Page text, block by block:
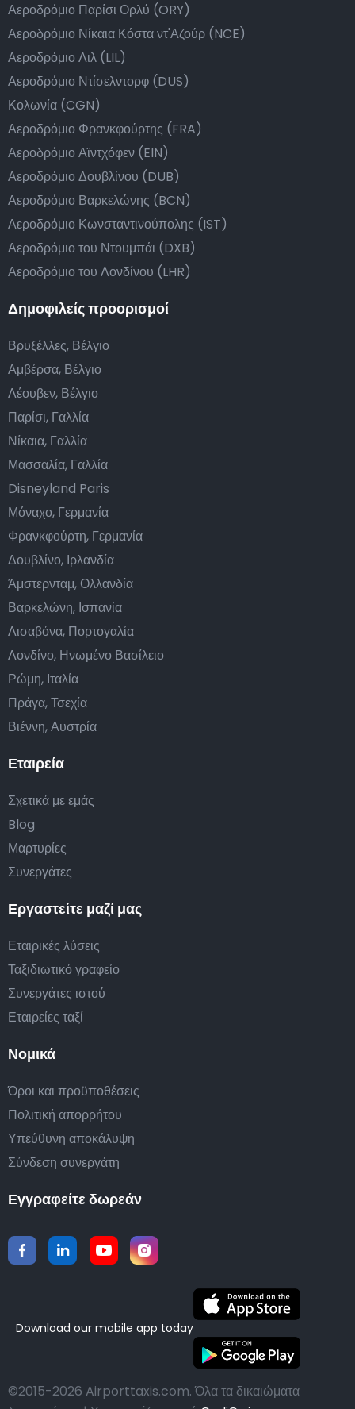
Εταιρεία
Σχετικά με εμάς
Blog
Μαρτυρίες
Συνεργάτες
Εργαστείτε μαζί μας
Εταιρικές λύσεις
Ταξιδιωτικό γραφείο
Συνεργάτες ιστού
Εταιρείες ταξί
Νομικά
Όροι και προϋποθέσεις
Πολιτική απορρήτου
Υπεύθυνη αποκάλυψη
Σύνδεση συνεργάτη
Αεροδρόμιο Παρίσι Ορλύ (ORY)
Αεροδρόμιο Νίκαια Κόστα ντ'Αζούρ (NCE)
Αεροδρόμιο Λιλ (LIL)
Αεροδρόμιο Ντίσελντορφ (DUS)
Κολωνία (CGN)
Αεροδρόμιο Φρανκφούρτης (FRA)
Αεροδρόμιο Αϊντχόφεν (EIN)
Αεροδρόμιο Δουβλίνου (DUB)
Αεροδρόμιο Βαρκελώνης (BCN)
Αεροδρόμιο Κωνσταντινούπολης (IST)
Αεροδρόμιο του Ντουμπάι (DXB)
Αεροδρόμιο του Λονδίνου (LHR)
Δημοφιλείς προορισμοί
Βρυξέλλες, Βέλγιο
Αμβέρσα, Βέλγιο
Λέουβεν, Βέλγιο
Παρίσι, Γαλλία
Νίκαια, Γαλλία
Μασσαλία, Γαλλία
Disneyland Paris
Μόναχο, Γερμανία
Φρανκφούρτη, Γερμανία
Δουβλίνο, Ιρλανδία
Άμστερνταμ, Ολλανδία
Βαρκελώνη, Ισπανία
Λισαβόνα, Πορτογαλία
Λονδίνο, Ηνωμένο Βασίλειο
Ρώμη, Ιταλία
Πράγα, Τσεχία
Βιέννη, Αυστρία
Εγγραφείτε δωρεάν
Download our mobile app today
©2015-2026 Airporttaxis.com.Όλα τα δικαιώματα